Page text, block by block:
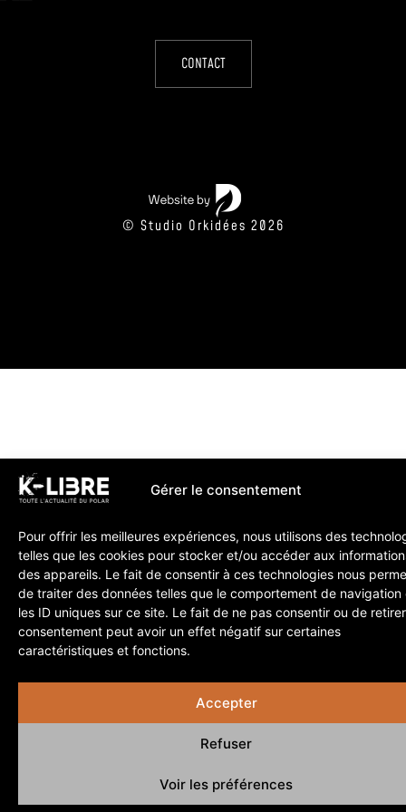
Gérer le consentement
Pour offrir les meilleures expériences, nous utilisons des
telles que les cookies pour stocker et/ou accéder aux
des appareils. Le fait de consentir à ces technologies nous
de traiter des données telles que le comportement de navigation
les ID uniques sur ce site. Le fait de ne pas consentir ou de
consentement peut avoir un effet négatif sur certaines
caractéristiques et fonctions.
Accepter
Refuser
Voir les préférences
CONTACT
© Studio Orkidées 2026